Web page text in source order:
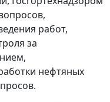
работ,
за
нефтяных